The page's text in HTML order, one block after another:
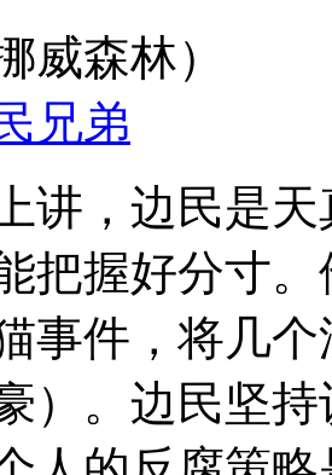
威森林）
兄弟
讲，边民是
把握好分寸
事件，将几
）。边民坚